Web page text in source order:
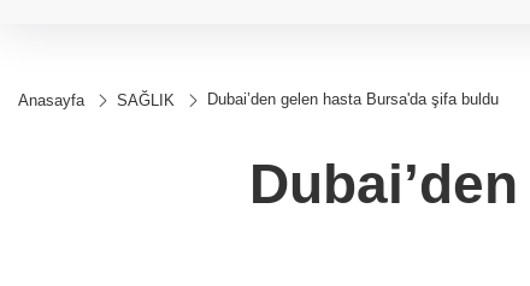
Anasayfa SAĞLIK Dubai’den gelen hasta Bursa'da şifa buldu